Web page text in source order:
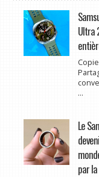
Ultra
...
Le
par la